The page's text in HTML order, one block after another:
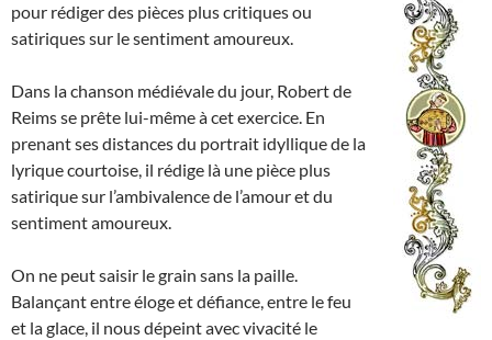
pour rédiger des pièces plus critiques ou
satiriques sur le sentiment amoureux.
Dans la chanson médiévale du jour, Robert de
Reims se prête lui-même à cet exercice. En
prenant ses distances du portrait idyllique de la
lyrique courtoise, il rédige là une pièce plus
satirique sur l’ambivalence de l’amour et du
sentiment amoureux.
On ne peut saisir le grain sans la paille.
Balançant entre éloge et défiance, entre le feu
et la glace, il nous dépeint avec vivacité le